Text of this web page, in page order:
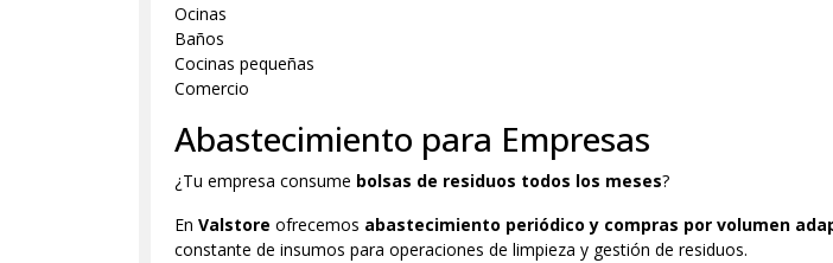
Oficinas
Baños
Cocinas pequeñas
Comercio
Abastecimiento para Empresas
¿Tu empresa consume bolsas de residuos todos los meses?
En Valstore ofrecemos abastecimiento periódico y compras por volumen
constante de insumos para operaciones de limpieza y gestión de residuos.